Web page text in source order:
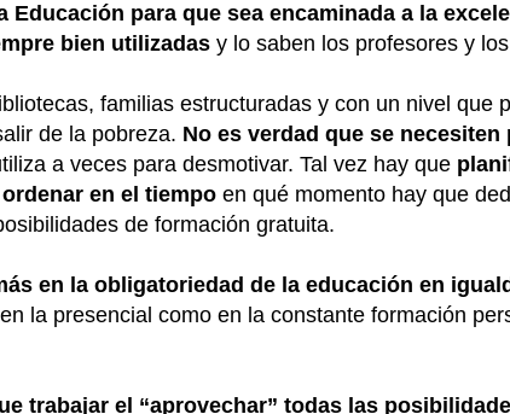
Educación para que sea encaminada a la
bien utilizadas y lo saben los profesores y
familias estructuradas y con un nivel que
de la pobreza. No es verdad que se
a veces para desmotivar. Tal vez hay que
en el tiempo en qué momento hay que
de formación gratuita.
en la obligatoriedad de la educación en
la presencial como en la constante formación
trabajar el “aprovechar” todas las